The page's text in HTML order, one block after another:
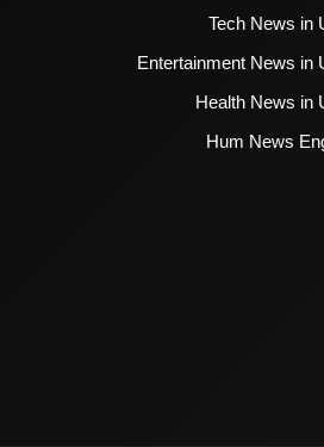
Tech News in
Entertainment News in
Health News in
Hum News